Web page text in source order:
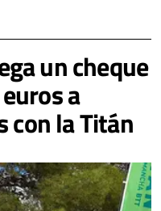
un cheque
a
con la Titán